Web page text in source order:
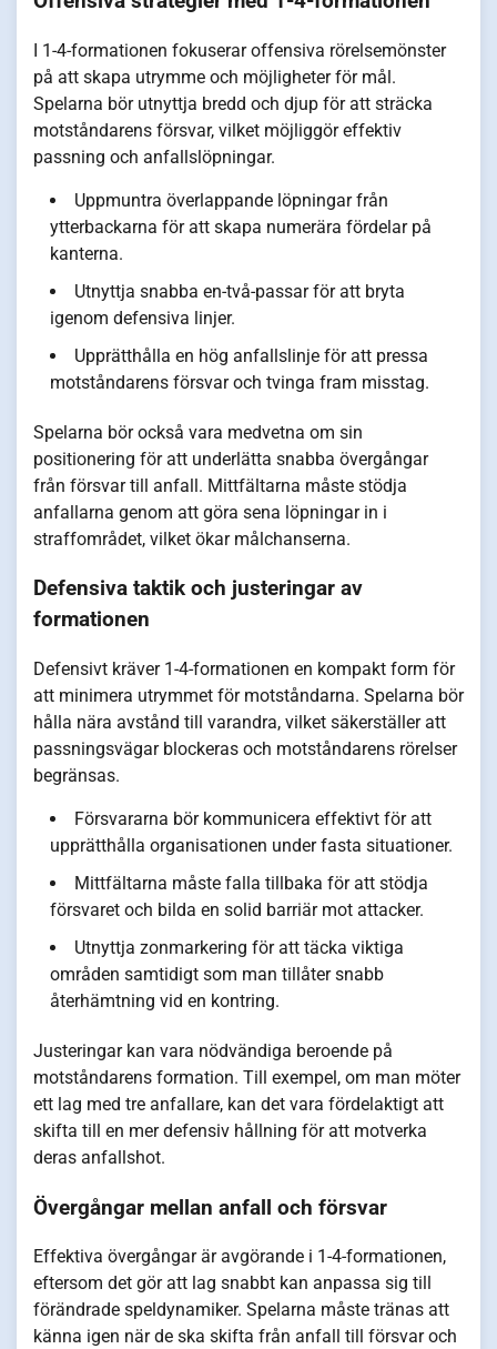
I 1-4-formationen fokuserar offensiva rörelsemönster
på att skapa utrymme och möjligheter för mål.
Spelarna bör utnyttja bredd och djup för att sträcka
motståndarens försvar, vilket möjliggör effektiv
passning och anfallslöpningar.
Uppmuntra överlappande löpningar från
ytterbackarna för att skapa numerära fördelar på
kanterna.
Utnyttja snabba en-två-passar för att bryta
igenom defensiva linjer.
Upprätthålla en hög anfallslinje för att pressa
motståndarens försvar och tvinga fram misstag.
Spelarna bör också vara medvetna om sin
positionering för att underlätta snabba övergångar
från försvar till anfall. Mittfältarna måste stödja
anfallarna genom att göra sena löpningar in i
straffområdet, vilket ökar målchanserna.
Defensiva taktik och justeringar av
formationen
Defensivt kräver 1-4-formationen en kompakt form för
att minimera utrymmet för motståndarna. Spelarna bör
hålla nära avstånd till varandra, vilket säkerställer att
passningsvägar blockeras och motståndarens rörelser
begränsas.
Försvararna bör kommunicera effektivt för att
upprätthålla organisationen under fasta situationer.
Mittfältarna måste falla tillbaka för att stödja
försvaret och bilda en solid barriär mot attacker.
Utnyttja zonmarkering för att täcka viktiga
områden samtidigt som man tillåter snabb
återhämtning vid en kontring.
Justeringar kan vara nödvändiga beroende på
motståndarens formation. Till exempel, om man möter
ett lag med tre anfallare, kan det vara fördelaktigt att
skifta till en mer defensiv hållning för att motverka
deras anfallshot.
Övergångar mellan anfall och försvar
Effektiva övergångar är avgörande i 1-4-formationen,
eftersom det gör att lag snabbt kan anpassa sig till
förändrade speldynamiker. Spelarna måste tränas att
känna igen när de ska skifta från anfall till försvar och